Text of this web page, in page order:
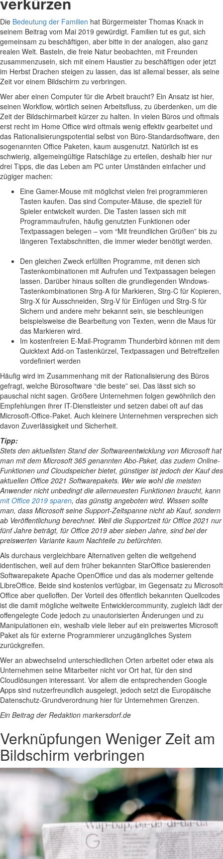
Die Bedeutung der Familien hat Bürgermeister Thomas Knack in
seinem Beitrag vom Mai 2019 gewürdigt. Familien tut es gut, sich
gemeinsam zu beschäftigen, aber bitte in der analogen, also ganz
realen Welt. Basteln, die freie Natur beobachten, mit Freunden
zusammenzusein, sich mit einem Haustier zu beschäftigen oder jetzt
im Herbst Drachen steigen zu lassen, das ist allemal besser, als seine
Zeit vor einem Bildschirm zu verbringen.
Wer aber einen Computer für die Arbeit braucht? Ein Ansatz ist hier,
seinen Workflow, wörtlich seinen Arbeitsfluss, zu überdenken, um die
Zeit der Bildschirmarbeit kürzer zu halten. In vielen Büros und oftmals
erst recht im Home Office wird oftmals wenig effektiv gearbeitet und
das Rationalisierungspotential selbst von Büro-Standardsoftware, den
sogenannten Office Paketen, kaum ausgenutzt. Natürlich ist es
schwierig, allgemeingültige Ratschläge zu erteilen, deshalb hier nur
drei Tipps, die das Leben am PC unter Umständen einfacher und
zügiger machen:
Eine Gamer-Mouse mit möglichst vielen frei programmieren
Tasten kaufen. Das sind Computer-Mäuse, die speziell für
Spieler entwickelt wurden. Die Tasten lassen sich mit
Programmaufrufen, häufig genutzten Funktionen oder
Textpassagen belegen – vom “Mit freundlichen Grüßen” bis zu
längeren Textabschnitten, die immer wieder benötigt werden.
Den gleichen Zweck erfüllten Programme, mit denen sich
Tastenkombinationen mit Aufrufen und Textpassagen belegen
lassen. Darüber hinaus sollten die grundlegenden Windows-
Tastenkombinationen Strg-A für Markieren, Strg-C für Kopieren,
Strg-X für Ausschneiden, Strg-V für Einfügen und Strg-S für
Sichern und andere mehr bekannt sein, sie beschleunigen
beispielsweise die Bearbeitung von Texten, wenn die Maus für
das Markieren wird.
Im kostenfreien E-Mail-Programm Thunderbird können mit dem
Quicktext Add-on Tastenkürzel, Textpassagen und Betreffzeilen
vordefiniert werden
Häufig wird im Zusammenhang mit der Rationalisierung des Büros
gefragt, welche Bürosoftware “die beste” sei. Das lässt sich so
pauschal nicht sagen. Größere Unternehmen folgen gewöhnlich den
Empfehlungen ihrer IT-Dienstleister und setzen dabei oft auf das
Microsoft-Office-Paket. Auch kleinere Unternehmen versprechen sich
davon Zuverlässigkeit und Sicherheit.
Tipp:
Stets den aktuellsten Stand der Softwareentwicklung von Microsoft hat
man mit dem Microsoft 365 genannten Abo-Paket, das zudem Online-
Funktionen und Cloudspeicher bietet, günstiger ist jedoch der Kauf des
aktuellen Office 2021 Softwarepakets. Wer wie wohl die meisten
Anwender nicht unbedingt die allerneuesten Funktionen braucht, kann
mit Office 2019 sparen, das günstig angeboten wird. Wissen sollte
man, dass Microsoft seine Support-Zeitspanne nicht ab Kauf, sondern
ab Veröffentlichung berechnet. Weil die Supportzeit für Office 2021 nur
fünf Jahre beträgt, für Office 2019 aber sieben Jahre, sind bei der
preiswerten Variante kaum Nachteile zu befürchten.
Als durchaus vergleichbare Alternativen gelten die weitgehend
identischen, weil auf dem früher bekannten StarOffice basierenden
Softwarepakete Apache OpenOffice und das als moderner geltende
LibreOffice. Beide sind kostenlos verfügbar, im Gegensatz zu Microsoft
Office aber quelloffen. Der Vorteil des öffentlich bekannten Quellcodes
ist die damit mögliche weltweite Entwicklercommunity, zugleich lädt der
offengelegte Code jedoch zu unautorisierten Änderungen und zu
Manipulationen ein, weshalb viele lieber auf ein preiswertes Microsoft
Paket als für externe Programmierer unzugängliches System
zurückgreifen.
Wer an abwechselnd unterschiedlichen Orten arbeitet oder etwa als
Unternehmen seine Mitarbeiter nicht vor Ort hat, für den sind
Cloudlösungen interessant. Vor allem die entsprechenden Google
Apps sind nutzerfreundlich ausgelegt, jedoch setzt die Europäische
Datenschutz-Grundverordnung hier für Unternehmen Grenzen.
Ein Beitrag der Redaktion markersdorf.de
Verknüpfungen Weniger Zeit am
Bildschirm verbringen